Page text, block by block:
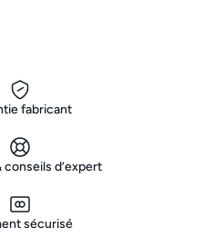
fabricant
conseils d’expert
sécurisé